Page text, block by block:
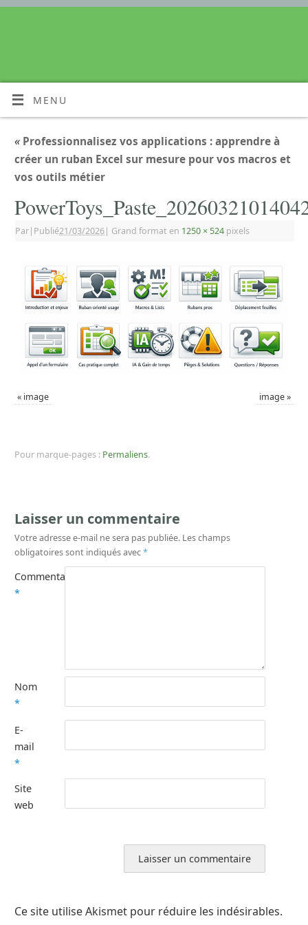
MENU
« Professionnalisez vos applications : apprendre à
créer un ruban Excel sur mesure pour vos macros et
vos outils métier
Par| Publié21/03/2026| Grand format en 1250 × 524 pixels
« image image»
Pour marque-pages : Permaliens.
Laisser un commentaire
Votre adresse e-mail ne sera pas publiée. Les champs
obligatoires sont indiqués avec*
Commentaire
*
Nom
*
E-
mail
*
Site
web
Ce site utilise Akismet pour réduire les indésirables.